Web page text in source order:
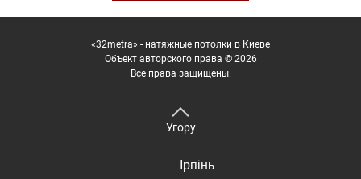
«32metra» - натяжные потолки в Киеве
Объект авторского права © 2026
Все права защищены.
Угору
Ірпінь